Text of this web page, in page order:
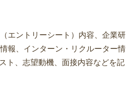
エントリーシート）内容、企業研
報、インターン・リクルーター情
ト、志望動機、面接内容などを記